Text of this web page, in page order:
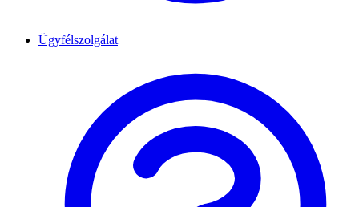
Ügyfélszolgálat